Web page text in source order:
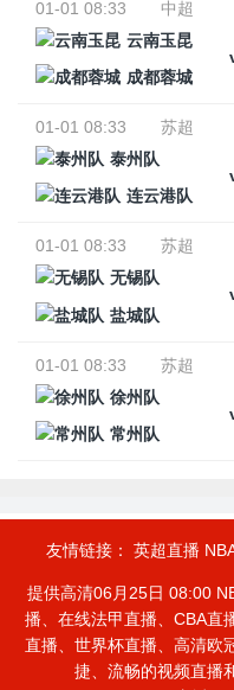
01-01 08:33
中超
云南玉昆
成都蓉城
01-01 08:33
苏超
泰州队
连云港队
01-01 08:33
苏超
无锡队
盐城队
01-01 08:33
苏超
徐州队
常州队
友情链接： 英超直播
提供高清06月25日 08:00
播、在线法甲直播、CBA直
直播、世界杯直播、高清欧
捷、流畅的视频直播